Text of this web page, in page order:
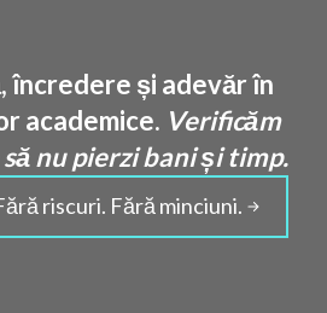
încredere și adevăr în
academice. Verificăm
nu pierzi bani și timp.
riscuri. Fără minciuni.